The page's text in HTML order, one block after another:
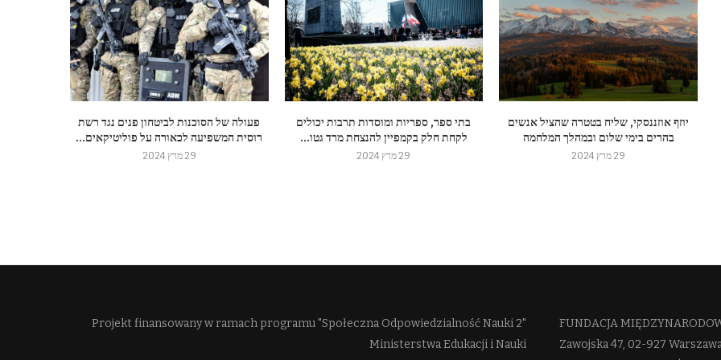
פעולה של הסוכנות לביטחון פנים נגד רשת
רוסית המשפיעה לכאורה על פוליטיקאים...
29 מרץ 2024
בתי ספר, ספריות ומוסדות תרבות יכולים
לקחת חלק בקמפיין להנצחת מרד גטו...
29 מרץ 2024
יוזף אוזננסקי, שליח בטטרה שהציל אנשים
בהרים בימי שלום ובמהלך המלחמה
29 מרץ 2024
FUNDACJA
Zawojska 47, 02-927
Projekt finansowany w ramach programu "Społeczna Odpowiedzialność Nauki 2"
Ministerstwa Edukacji i Nauki